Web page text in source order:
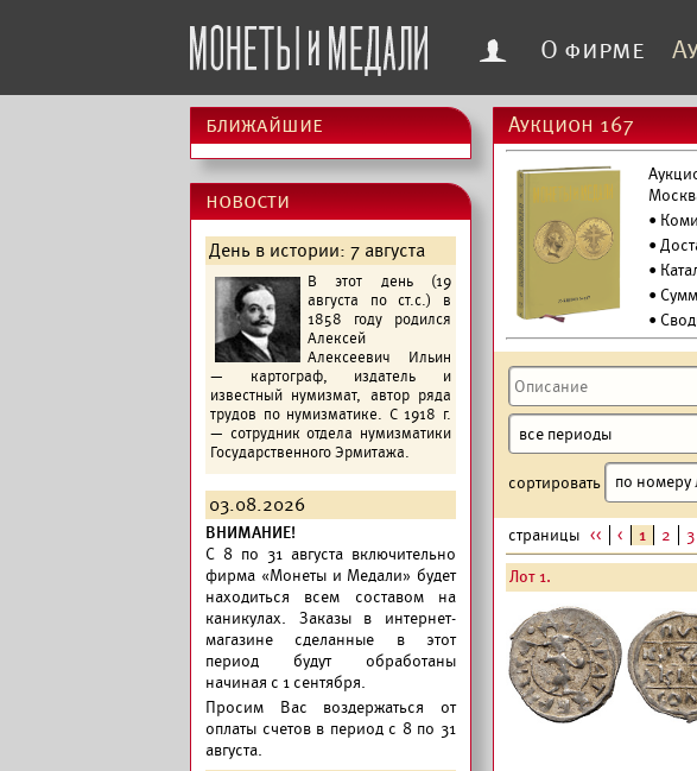
f О фирме
ближайшие
новости
День в истории: 7 августа
В этот день (19
августа по ст.с.) в
1858 году родился
Алексей
Алексеевич Ильин
— картограф, издатель и
известный нумизмат, автор ряда
трудов по нумизматике. С 1918 г.
— сотрудник отдела нумизматики
Государственного Эрмитажа.
03.08.2026
ВНИМАНИЕ!
C 8 по 31 августа включительно
фирма «Монеты и Медали» будет
находиться всем составом на
каникулах. Заказы в интернет-
магазине сделанные в этот
период будут обработаны
начиная с 1 сентября.
Просим Вас воздержаться от
оплаты счетов в период с 8 по 31
августа.
Аукцион 167
•
•
•
•
•
сортировать
страницы << < 1 2 3
Лот 1.